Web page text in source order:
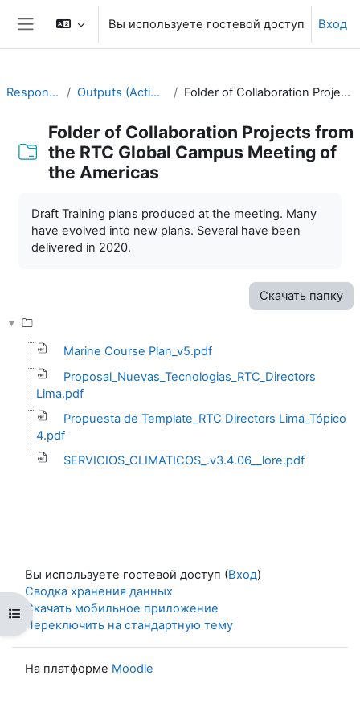
Перейти к основному содержанию
Боковая панель
Вы используете гостевой доступ Вход
Открыть оглавление курса
Responding to Challenges Outputs (Action Plans) from previous meetings Folder of Collaboration Projects from the RTC Global Campus Meeting of the Americas
Folder of Collaboration Projects from
the RTC Global Campus Meeting of
the Americas
Draft Training plans produced at the meeting. Many
have evolved into new plans. Several have been
delivered in 2020.
Скачать папку
Marine Course Plan_v5.pdf
Proposal_Nuevas_Tecnologias_RTC_Directors
Lima.pdf
Propuesta de Template_RTC Directors Lima_Tópico
4.pdf
SERVICIOS_CLIMATICOS_.v3.4.06__lore.pdf
Вы используете гостевой доступ (Вход)
Сводка хранения данных
Скачать мобильное приложение
Переключить на стандартную тему
На платформе Moodle